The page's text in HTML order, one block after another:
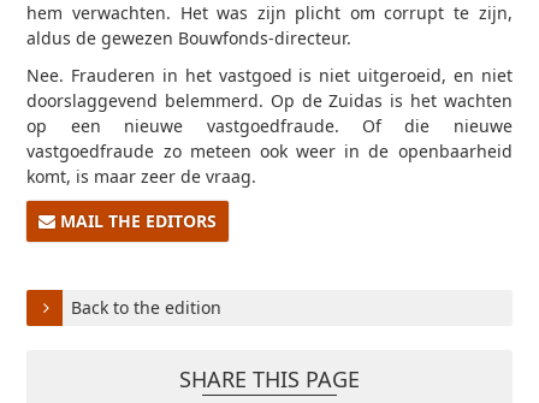
hem verwachten. Het was zijn plicht om corrupt te zijn,
aldus de gewezen Bouwfonds-directeur.
Nee. Frauderen in het vastgoed is niet uitgeroeid, en niet
doorslaggevend belemmerd. Op de Zuidas is het wachten
op een nieuwe vastgoedfraude. Of die nieuwe
vastgoedfraude zo meteen ook weer in de openbaarheid
komt, is maar zeer de vraag.
MAIL THE EDITORS
Back to the edition
SHARE THIS PAGE